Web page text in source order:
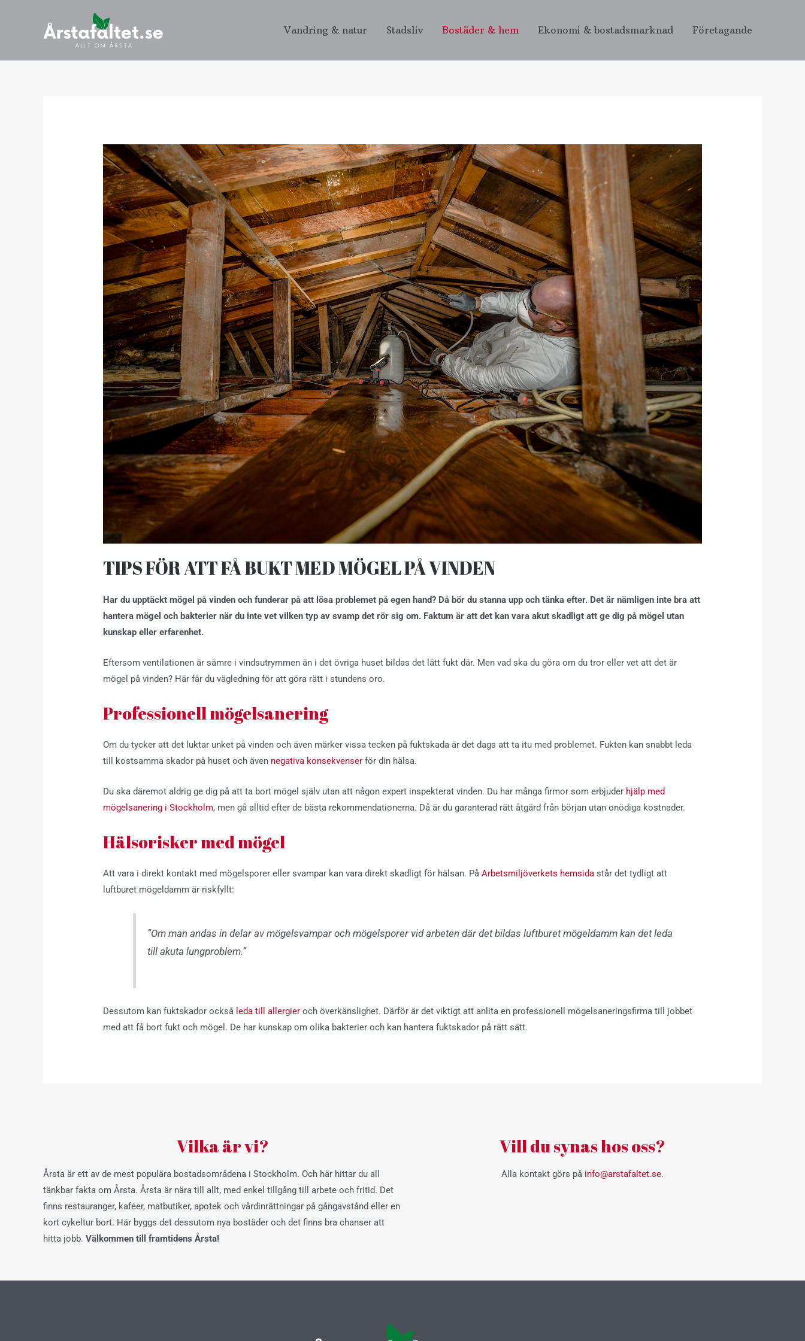
Vandring & natur Stadsliv Bostäder & hem Ekonomi & bostadsmarknad Företagande
TIPS FÖR ATT FÅ BUKT MED MÖGEL PÅ VINDEN
Har du upptäckt mögel på vinden och funderar på att lösa problemet på egen hand? Då bör du stanna upp och tänka efter. Det är nämligen inte bra att
hantera mögel och bakterier när du inte vet vilken typ av svamp det rör sig om. Faktum är att det kan vara akut skadligt att ge dig på mögel utan
kunskap eller erfarenhet.
Eftersom ventilationen är sämre i vindsutrymmen än i det övriga huset bildas det lätt fukt där. Men vad ska du göra om du tror eller vet att det är
mögel på vinden? Här får du vägledning för att göra rätt i stundens oro.
Professionell mögelsanering
Om du tycker att det luktar unket på vinden och även märker vissa tecken på fuktskada är det dags att ta itu med problemet. Fukten kan snabbt leda
till kostsamma skador på huset och även negativa konsekvenser för din hälsa.
Du ska däremot aldrig ge dig på att ta bort mögel själv utan att någon expert inspekterat vinden. Du har många firmor som erbjuder hjälp med
mögelsanering i Stockholm, men gå alltid efter de bästa rekommendationerna. Då är du garanterad rätt åtgärd från början utan onödiga kostnader.
Hälsorisker med mögel
Att vara i direkt kontakt med mögelsporer eller svampar kan vara direkt skadligt för hälsan. PåArbetsmiljöverkets hemsida står det tydligt att
luftburet mögeldamm är riskfyllt:
”Om man andas in delar av mögelsvampar och mögelsporer vid arbeten där det bildas luftburet mögeldamm kan det leda
till akuta lungproblem.”
Dessutom kan fuktskador också leda till allergier och överkänslighet. Därför är det viktigt att anlita en professionell mögelsaneringsfirma till jobbet
med att få bort fukt och mögel. De har kunskap om olika bakterier och kan hantera fuktskador på rätt sätt.
Vilka är vi?
Årsta är ett av de mest populära bostadsområdena i Stockholm. Och här hittar du all
tänkbar fakta om Årsta. Årsta är nära till allt, med enkel tillgång till arbete och fritid. Det
finns restauranger, kaféer, matbutiker, apotek och vårdinrättningar på gångavstånd eller en
kort cykeltur bort. Här byggs det dessutom nya bostäder och det finns bra chanser att
hitta jobb. Välkommen till framtidens Årsta!
Vill du synas hos oss?
Alla kontakt görs på info@arstafaltet.se.